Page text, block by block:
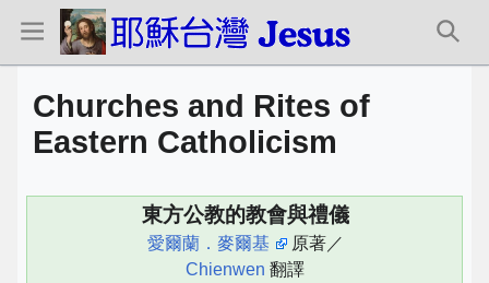
Churches and Rites of
Eastern Catholicism
東方公教的教會與禮儀
愛爾蘭．麥爾基
原著／
Chienwen 翻譯